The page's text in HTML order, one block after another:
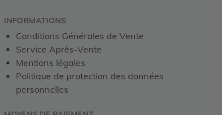
INFORMATIONS
Conditions Générales de Vente
Service Après-Vente
Mentions légales
Politique de protection des données
personnelles